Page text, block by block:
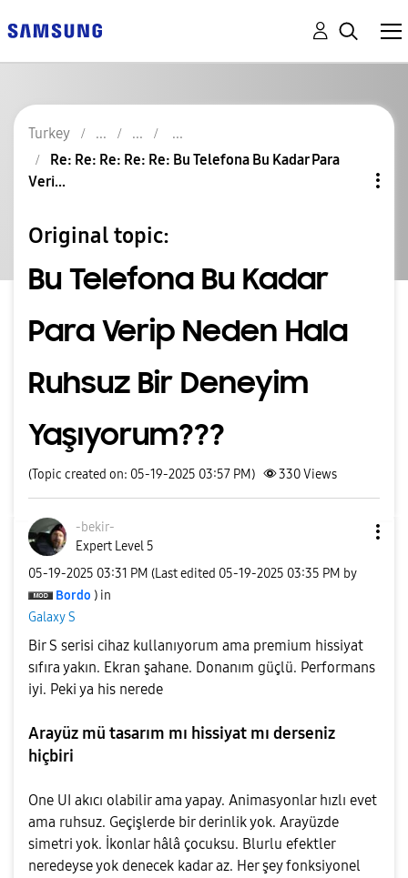
Turkey
Re: Re: Re: Re: Re: Bu Telefona Bu Kadar Para
Veri...
Original topic:
Bu Telefona Bu Kadar
Para Verip Neden Hala
Ruhsuz Bir Deneyim
Yaşıyorum???
(Topic created on: 05-19-2025 03:57 PM) 330Views
-bekir-
Expert Level 5
‎05-19-2025 03:31 PM (Last edited ‎05-19-2025 03:35 PM by
Bordo ) in
Galaxy S
Bir S serisi cihaz kullanıyorum ama premium hissiyat
sıfıra yakın. Ekran şahane. Donanım güçlü. Performans
iyi. Peki ya his nerede
Arayüz mü tasarım mı hissiyat mı derseniz
hiçbiri
One UI akıcı olabilir ama yapay. Animasyonlar hızlı evet
ama ruhsuz. Geçişlerde bir derinlik yok. Arayüzde
simetri yok. İkonlar hâlâ çocuksu. Blurlu efektler
neredeyse yok denecek kadar az. Her şey fonksiyonel